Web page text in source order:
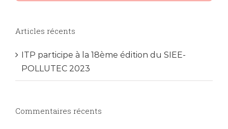
Articles récents
ITP participe à la 18ème édition du SIEE-
POLLUTEC 2023
Commentaires récents